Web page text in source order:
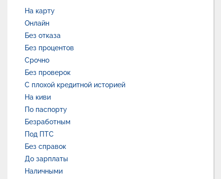
На карту
Онлайн
Без отказа
Без процентов
Срочно
Без проверок
С плохой кредитной историей
На киви
По паспорту
Безработным
Под ПТС
Без справок
До зарплаты
Наличными